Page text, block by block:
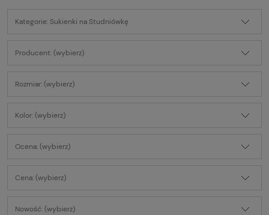
Kategorie: Sukienki na Studniówkę
Producent: (wybierz)
Rozmiar: (wybierz)
Kolor: (wybierz)
Ocena: (wybierz)
Cena: (wybierz)
Nowość: (wybierz)